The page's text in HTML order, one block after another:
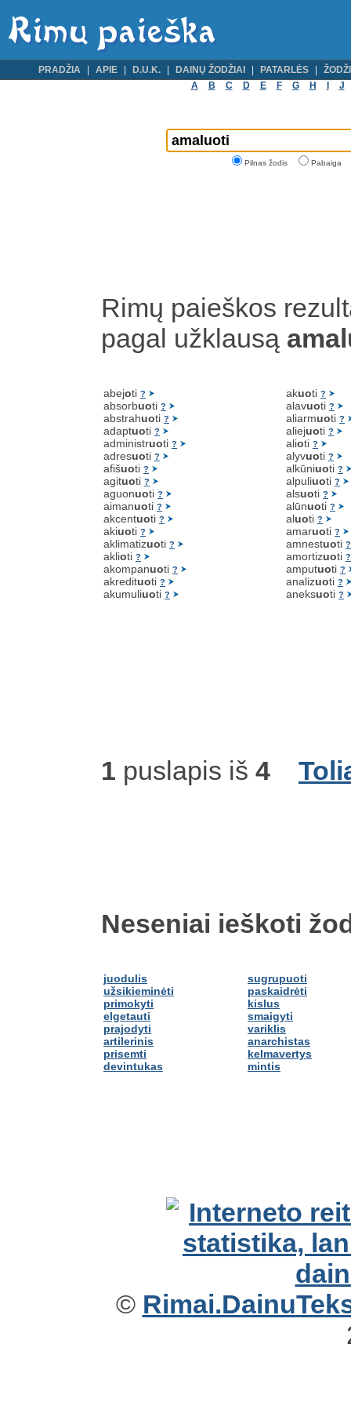
PRADŽIA APIE D.U.K. DAINŲ ŽODŽIAI PATARLĖS
A
B C D E F G H J
Pilnas žodis Pabaiga
Rimų paieškos
pagal užklausą
abejoti ?
absorbuoti ?
abstrahuoti ?
adaptuoti ?
administruoti ?
adresuoti ?
afišuoti ?
agituoti ?
aguonuoti ?
aimanuoti ?
akcentuoti ?
akiuoti ?
aklimatizuoti ?
aklioti ?
akompanuoti ?
akredituoti ?
akumuliuoti ?
akuoti ?
alavuoti ?
aliarmuoti ?
aliejuoti ?
alioti ?
alyvuoti ?
alkūniuoti ?
alpuliuoti ?
alsuoti ?
alūnuoti ?
aluoti ?
amaruoti ?
amnestuoti ?
amortizuoti ?
amputuoti ?
analizuoti ?
aneksuoti ?
1 puslapis iš 4
Neseniai ieškoti
juodulis
užsikieminėti
primokyti
elgetauti
prajodyti
artilerinis
prisemti
devintukas
sugrupuoti
paskaidrėti
kislus
smaigyti
variklis
anarchistas
kelmavertys
mintis
©